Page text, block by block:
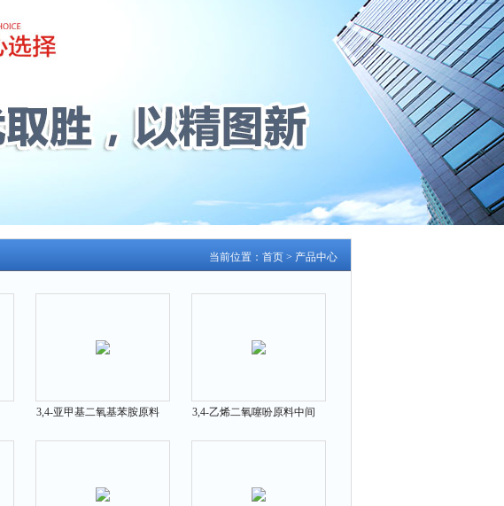
当前位置： 首页 > 产品中心
3,4-亚甲基二氧基苯胺原料
3,4-乙烯二氧噻吩原料中间